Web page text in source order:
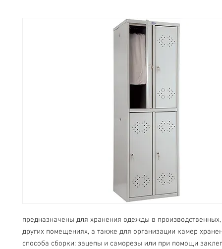
предназначены для хранения одежды в
других помещениях, а также для организации камер
способа сборки: зацепы и саморезы или при помощи